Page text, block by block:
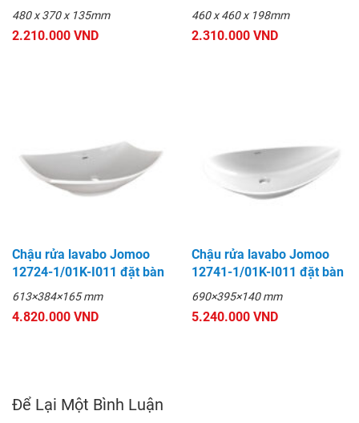
480 x 370 x 135mm
2.210.000 VND
460 x 460 x 198mm
2.310.000 VND
Chậu rửa lavabo Jomoo
12724-1/01K-I011 đặt bàn
613×384×165 mm
4.820.000 VND
Chậu rửa lavabo Jomoo
12741-1/01K-I011 đặt bàn
690×395×140 mm
5.240.000 VND
Để Lại Một Bình Luận